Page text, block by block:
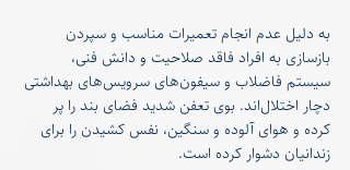
به دلیل عدم انجام تعمیرات مناسب و سپردن
بازسازی به افراد فاقد صلاحیت و دانش فنی،
سیستم فاضلاب و سیفون‌های سرویس‌های بهداشتی
دچار اختلال‌اند. بوی تعفن شدید فضای بند را پر
کرده و هوای آلوده و سنگین، نفس کشیدن را برای
زندانیان دشوار کرده است.